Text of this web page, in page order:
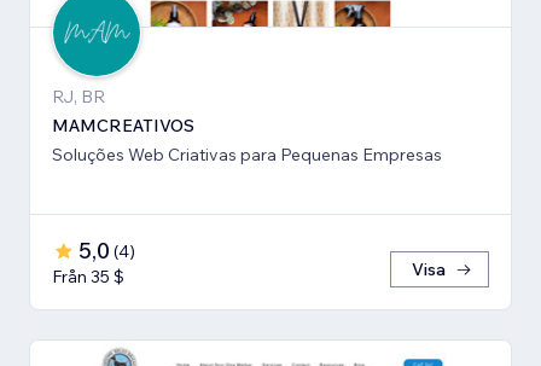
RJ, BR
MAMCREATIVOS
Soluções Web Criativas para Pequenas Empresas
5,0 (4)
Från 35 $
Visa